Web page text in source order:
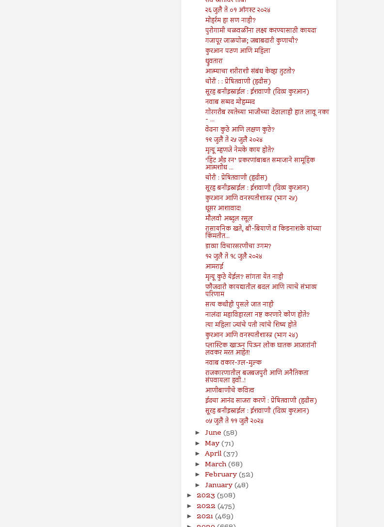
२६ जुलै ते ०१ ऑगस्ट २०२४
मोहर्रम हा सण नाही?
पुरोगामी चळवळींना लक्ष्य करण्यासाठी कायदा
गजापूर जाळपोळ; जबाबदारी कुणाची?
कुरआन पठण आणि महिला
ध्रुवतारा
आत्म्याचा शरीराशी संबंध केव्हा तुटतो?
चोरी : : प्रेषितवाणी (हदीस)
सूरह बनीइस्राईल : ईशवाणी (दिव्य कुरआन)
नवाब सय्यद मोहम्मद
गोरगरीब रयतेच्या भाजीच्या देठालाही हात लावू नका
- ...
वेदना कुठे आणि लक्षण कुठे?
१९ जुलै ते २५ जुलै २०२४
मृत्यू म्हणजे नेमके काय होते?
‘हिट अँड रन’ प्रकरणांबाबत समाजाने सामूहिक
आत्मशोध ...
चोरी : प्रेषितवाणी (हदीस)
सूरह बनीइस्राईल : ईशवाणी (दिव्य कुरआन)
कुरआन आणि वनस्पतीशास्त्र (भाग २५)
धूसर आशावाद!
मौलवी अब्दुल रसूल
रासायनिक खते, बी-बियाणे व किडनाशके यांच्या
किंमतीत...
डाव्या विचारसरणीचा उगम?
१२ जुलै ते १८ जुलै २०२४
आमराई
मृत्यू कुठे येईल? सांगता येत नाही
फौजदारी कायद्यातील बदल आणि त्याचे संभाव्य
परिणाम
सत्य कधीही पुसले जात नाही
नालंदा महाविहारला नष्ट करणारे कोण होते?
त्या महिला ज्यांचे पती त्यांचे शिष्य होते
कुरआन आणि वनस्पतीशास्त्र (भाग २४)
प्लास्टिक खाऊन पिऊन लोक घातक आजारांनी
लवकर मरत आहेत!
नवाब वकार-उल-मुल्क
राजकारणातील बजबजपुरी आणि अनैतिकता
संपवायला हवी..!
आणीबाणीचे कवित्व
ईदचा आनंद साजरा करणे : प्रेषितवाणी (हदीस)
सूरह बनीइस्राईल : ईशवाणी (दिव्य कुरआन)
०५ जुलै ते ११ जुलै २०२४
► June (58)
► May(71)
► April(37)
► March(68)
► February(52)
► January(48)
► 2023 (508)
► 2022 (475)
► 2021(469)